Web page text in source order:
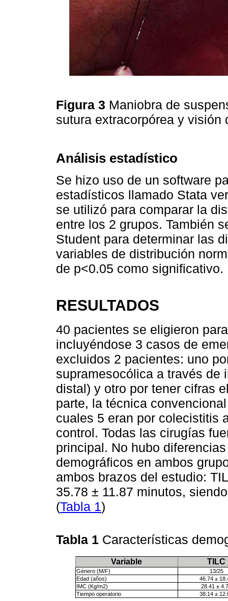
Figura 3 Maniobra de
sutura extracorpórea y visión
Análisis estadístico
Se hizo uso de un software
estadísticos llamado Stata
se utilizó para comparar la
entre los 2 grupos. También
Student para determinar las
variables de distribución
de p<0.05 como significativo.
RESULTADOS
40 pacientes se eligieron
incluyéndose 3 casos de
excluidos 2 pacientes: uno
supramesocólica a través de
distal) y otro por tener cifras
parte, la técnica
cuales 5 eran por colecistitis
control. Todas las cirugías
principal. No hubo
demográficos en ambos
ambos brazos del estudio:
35.78 ± 11.87 minutos,
(Tabla 1)
Tabla 1 Características
Variable TILC
Género (M/F)
13/25
Edad (años)
46.74 ±
IMC (Kg/m2)
28.41 ±
Tiempo operatorio
38.14 ±